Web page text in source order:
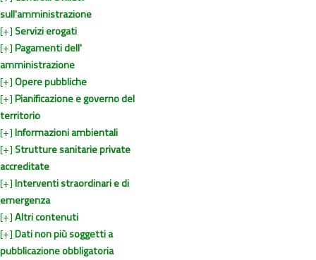
sull'amministrazione
[+]Servizi erogati
[+]Pagamenti dell'
amministrazione
[+]Opere pubbliche
[+]Pianificazione e governo del
territorio
[+]Informazioni ambientali
[+]Strutture sanitarie private
accreditate
[+]Interventi straordinari e di
emergenza
[+]Altri contenuti
[+]Dati non più soggetti a
pubblicazione obbligatoria